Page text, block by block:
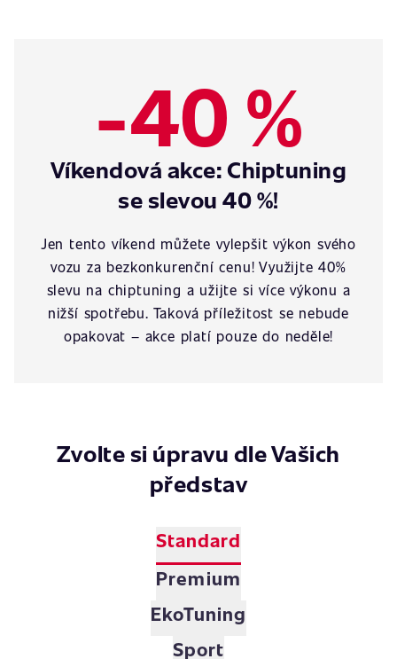
-40 %
Víkendová akce: Chiptuning
se slevou 40 %!
Jen tento víkend můžete vylepšit výkon svého
vozu za bezkonkurenční cenu! Využijte 40%
slevu na chiptuning a užijte si více výkonu a
nižší spotřebu. Taková příležitost se nebude
opakovat – akce platí pouze do neděle!
Zvolte si úpravu dle Vašich
představ
Standard
Premium
EkoTuning
Sport